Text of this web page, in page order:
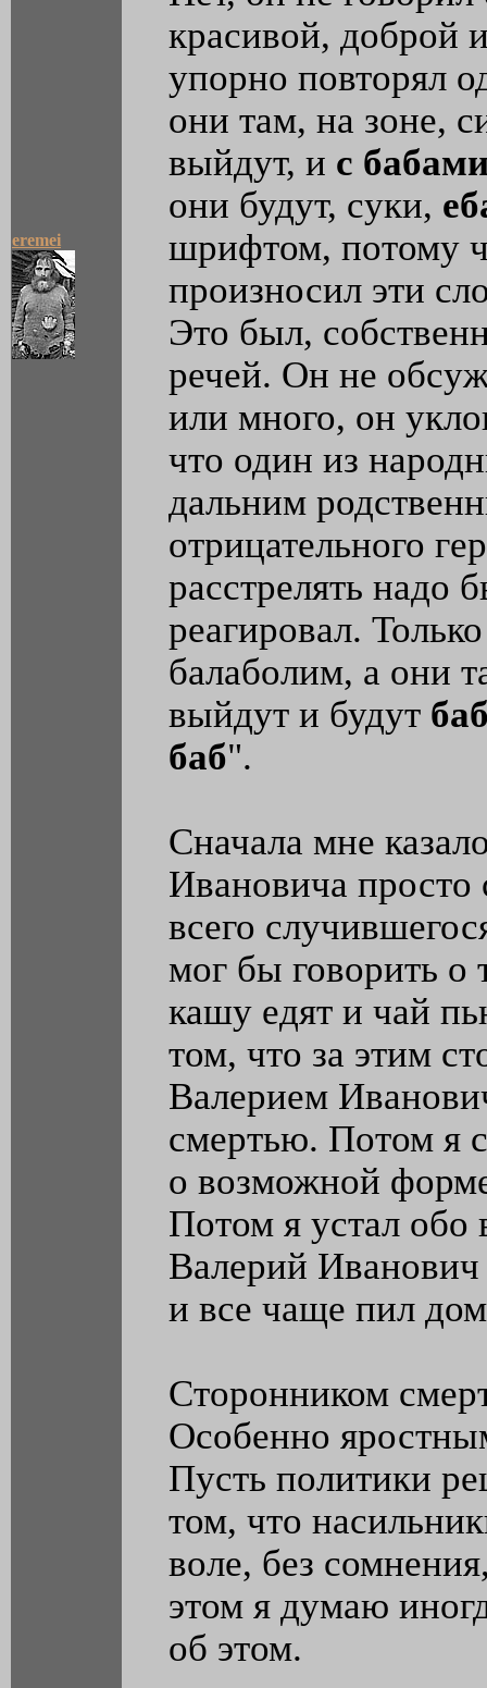
eremei
красивой, доброй
упорно повторял
они там, на зоне,
выйдут, и с
они будут, суки,
шрифтом, потому
произносил эти
Это был,
речей. Он не
или много, он
что один из
дальним
отрицательного
расстрелять надо
реагировал.
балаболим, а они
выйдут и будут
баб".
Сначала мне
Ивановича просто
всего
мог бы говорить о
кашу едят и чай
том, что за этим
Валерием
смертью. Потом я
о возможной
Потом я устал обо
Валерий
и все чаще пил
Сторонником
Особенно
Пусть политики
том, что
воле, без
этом я думаю
об этом.